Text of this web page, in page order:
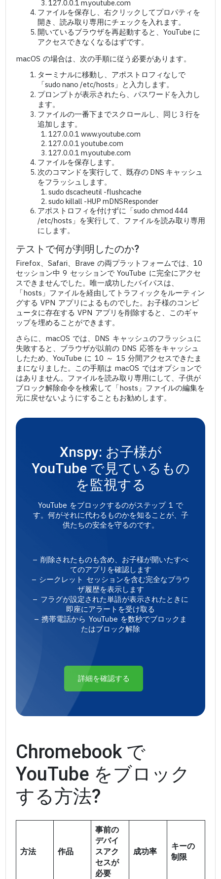
127.0.0.1 m.youtube.com
ファイルを保存し、右クリックしてプロパティを
開き、読み取り専用にチェックを入れます。
開いているブラウザを再起動すると、YouTube に
アクセスできなくなるはずです。
macOS の場合は、次の手順に従う必要があります。
ターミナルに移動し、アポストロフィなしで
「sudo nano /etc/hosts」と入力します。
プロンプトが表示されたら、パスワードを入力し
ます。
ファイルの一番下までスクロールし、同じ 3 行を
追加します。
127.0.0.1 www.youtube.com
127.0.0.1 youtube.com
127.0.0.1 m.youtube.com
ファイルを保存します。
次のコマンドを実行して、既存の DNS キャッシュ
をフラッシュします。
sudo dscacheutil -flushcache
sudo killall -HUP mDNSResponder
アポストロフィを付けずに「sudo chmod 444
/etc/hosts」を実行して、ファイルを読み取り専用
にします。
テストで何が判明したのか?
Firefox、Safari、Brave の両プラットフォームでは、10
セッション中 9 セッションで YouTube に完全にアクセ
スできませんでした。唯一成功したバイパスは、
「hosts」ファイルを経由してトラフィックをルーティン
グする VPN アプリによるものでした。お子様のコンピ
ュータに存在する VPN アプリを削除すると、このギャ
ップを埋めることができます。
さらに、macOS では、DNS キャッシュのフラッシュに
失敗すると、ブラウザが以前の DNS 応答をキャッシュ
したため、YouTube に 10 ～ 15 分間アクセスできたま
まになりました。この手順は macOS ではオプションで
はありません。ファイルを読み取り専用にして、子供が
ブロック解除命令を検索して「hosts」ファイルの編集を
元に戻せないようにすることもお勧めします。
Xnspy: お子様が
YouTube で見ているもの
を監視する
YouTube をブロックするのがステップ 1 で
す。何がそれに代わるものかを知ることが、子
供たちの安全を守るのです。
– 削除されたものも含め、お子様が開いたすべ
てのアプリを確認します
– シークレット セッションを含む完全なブラウ
ザ履歴を表示します
– フラグが設定された単語が表示されたときに
即座にアラートを受け取る
– 携帯電話から YouTube を数秒でブロックま
たはブロック解除
詳細を確認する
Chromebook で
YouTube をブロック
する方法?
方法 作品
事前の
デバイ
スアク
セスが
必要
成功率
キーの
制限